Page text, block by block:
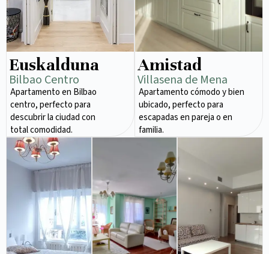
Euskalduna
Bilbao Centro
Apartamento en Bilbao
centro, perfecto para
descubrir la ciudad con
total comodidad.
Amistad
Villasena de Mena
Apartamento cómodo y bien
ubicado, perfecto para
escapadas en pareja o en
familia.